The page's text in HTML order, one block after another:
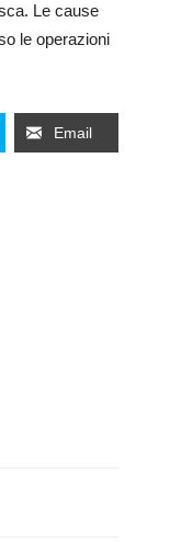
Le cause
le operazioni
Email